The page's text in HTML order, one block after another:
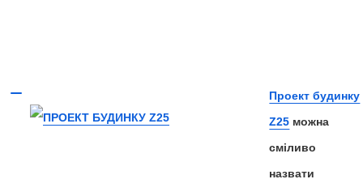
Проект будинку
Z25 можна
сміливо
назвати